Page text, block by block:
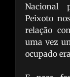
Nacional
Peixoto
relação
uma vez
ocupado